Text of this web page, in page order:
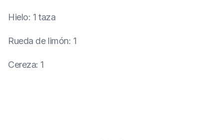
Hielo: 1 taza
Rueda de limón: 1
Cereza: 1